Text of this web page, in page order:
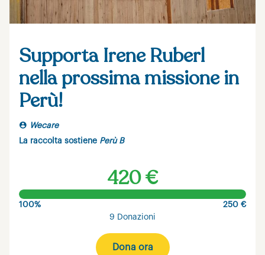
Supporta Irene Ruberl
nella prossima missione in
Perù!
Wecare
La raccolta sostiene Perù B
420 €
100%
250 €
9 Donazioni
Dona ora